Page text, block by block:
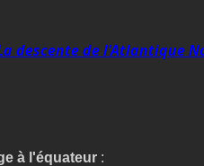
descente de l'Atlantique
à l'équateur :